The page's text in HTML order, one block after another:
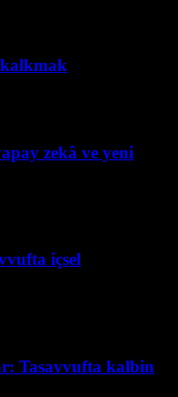
zekâ ve yeni
içsel
Tasavvufta kalbin